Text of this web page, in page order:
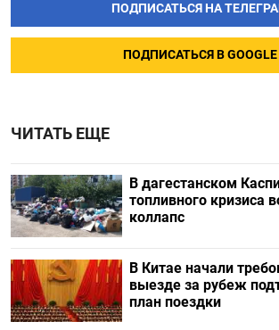
ПОДПИСАТЬСЯ НА
ПОДПИСАТЬСЯ В GOOGLE
ЧИТАТЬ ЕЩЕ
В дагестанском
топливного кризиса
коллапс
В Китае начали
выезде за рубеж
план поездки